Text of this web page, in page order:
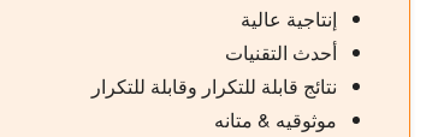
إنتاجية عالية
أحدث التقنيات
نتائج قابلة للتكرار وقابلة للتكرار
موثوقيه & متانه